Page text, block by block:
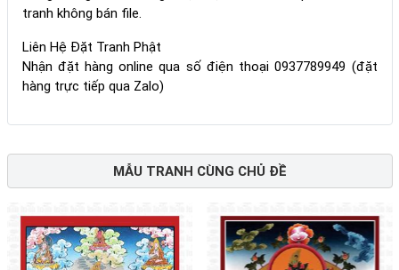
tranh không bán file.
Liên Hệ Đặt Tranh Phật
Nhận đặt hàng online qua số điện thoại 0937789949 (đặt
hàng trực tiếp qua Zalo)
MẪU TRANH CÙNG CHỦ ĐỀ